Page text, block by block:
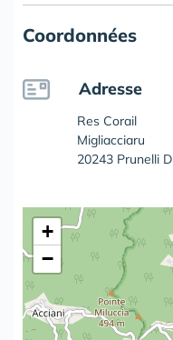
Coordonnées
Adresse
Res Corail
Migliacciaru
20243 Prunelli
+
−